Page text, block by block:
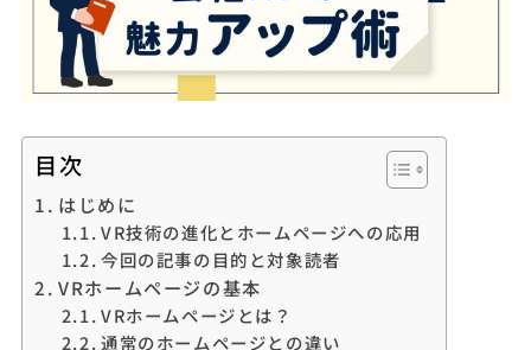
目次
はじめに
VR技術の進化とホームページへの応用
今回の記事の目的と対象読者
VRホームページの基本
VRホームページとは？
通常のホームページとの違い